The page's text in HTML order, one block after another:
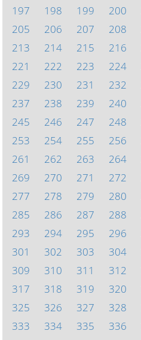
197
198 199 200
205
206 207 208
213
214 215 216
221
222 223 224
229
230 231 232
237
238 239 240
245
246 247 248
253
254 255 256
261
262 263 264
269
270 271 272
277
278 279 280
285
286 287 288
293
294 295 296
301
302 303 304
309
310 311 312
317
318 319 320
325
326 327 328
333
334 335 336